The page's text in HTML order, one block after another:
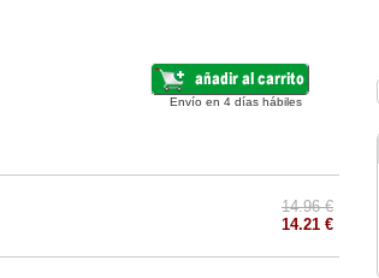
Envío en 4 días hábiles
14.96 €
14.21 €